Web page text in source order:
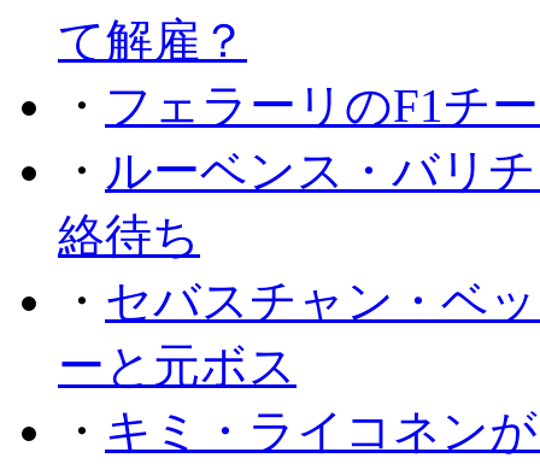
て解雇？
・ フェラーリのF1チ
・ ルーベンス・バリ
絡待ち
・ セバスチャン・ベ
ーと元ボス
・ キミ・ライコネン